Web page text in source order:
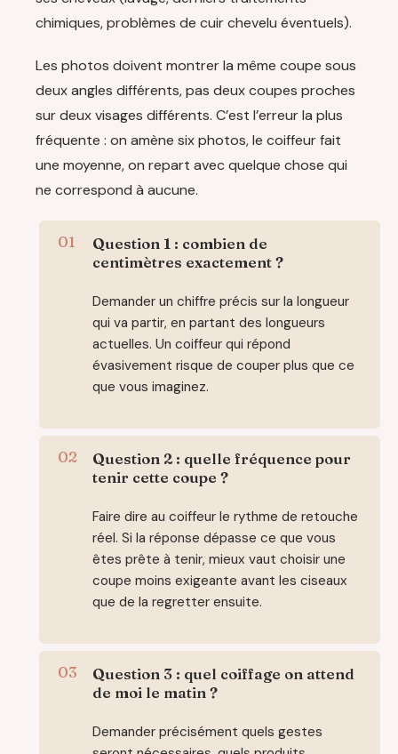
chimiques, problèmes de cuir chevelu éventuels).
Les photos doivent montrer la même coupe sous
deux angles différents, pas deux coupes proches
sur deux visages différents. C’est l’erreur la plus
fréquente : on amène six photos, le coiffeur fait
une moyenne, on repart avec quelque chose qui
ne correspond à aucune.
Question 1 : combien de
centimètres exactement ?
Demander un chiffre précis sur la longueur
qui va partir, en partant des longueurs
actuelles. Un coiffeur qui répond
évasivement risque de couper plus que ce
que vous imaginez.
Question 2 : quelle fréquence pour
tenir cette coupe ?
Faire dire au coiffeur le rythme de retouche
réel. Si la réponse dépasse ce que vous
êtes prête à tenir, mieux vaut choisir une
coupe moins exigeante avant les ciseaux
que de la regretter ensuite.
Question 3 : quel coiffage on attend
de moi le matin ?
Demander précisément quels gestes